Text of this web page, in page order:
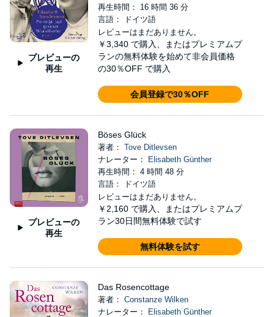
プレビューの
再生
再生時間： 16 時間 36 分
言語： ドイツ語
レビューはまだありません。
￥3,340 で購入、またはプレミアムプ
ランの無料体験を始めて非会員価格
の30％OFF で購入
会員登録で30％OFF
プレビューの
再生
Böses Glück
著者： Tove Ditlevsen
ナレーター：
Elisabeth Günther
再生時間： 4 時間 48 分
言語： ドイツ語
レビューはまだありません。
￥2,160 で購入、またはプレミアムプ
ラン30日間無料体験で試す
無料体験を試す
Das Rosencottage
著者： Constanze Wilken
ナレーター：
Elisabeth Günther